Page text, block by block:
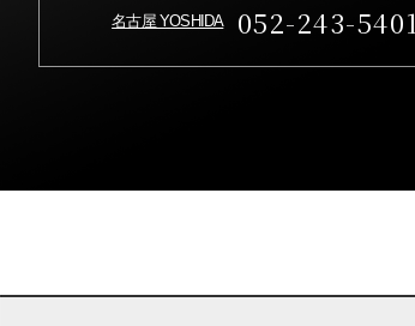
名古屋 YOSHIDA 052-243-5401